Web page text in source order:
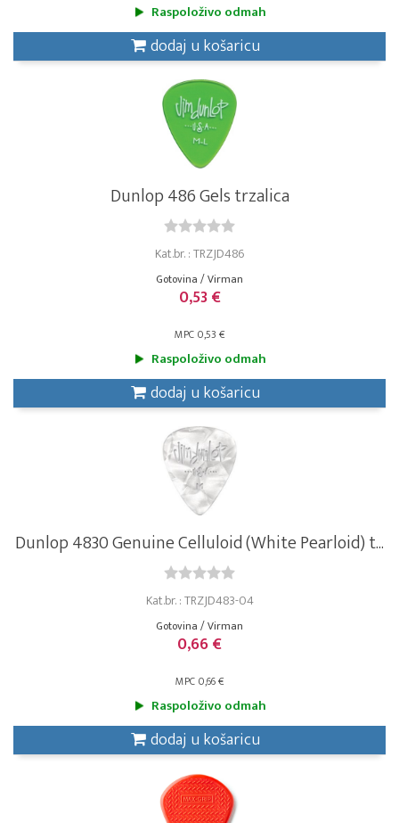
Raspoloživo odmah
dodaj u košaricu
Dunlop 486 Gels trzalica
Kat.br. : TRZJD486
Gotovina / Virman
0,53 €
MPC 0,53 €
Raspoloživo odmah
dodaj u košaricu
Dunlop 4830 Genuine Celluloid (White Pearloid) t...
Kat.br. : TRZJD483-04
Gotovina / Virman
0,66 €
MPC 0,66 €
Raspoloživo odmah
dodaj u košaricu